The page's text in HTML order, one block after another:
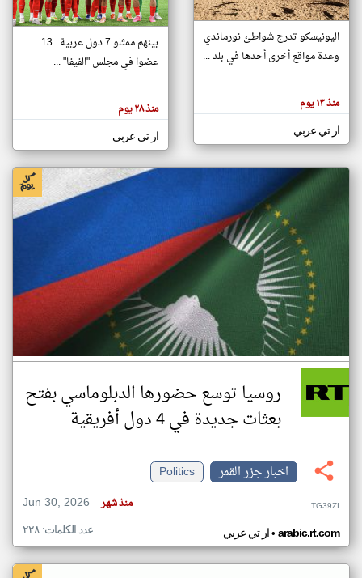
تغيير الدولة
اخبار جزر القمر على مدار الساعة
أهم اخبار جزر القمر العاجلة والمباشرة
هنا عن
وجهة
كاتبيها.
اليونيسكو تدرج شواطئ نورماندي
وعدة مواقع أخرى أحدها في بلد ...
منذ ١٣ يوم
ار تي عربي
بينهم ممثلو 7 دول عربية.. 13
عضوا في مجلس "الفيفا" ...
منذ ٢٨ يوم
ار تي عربي
روسيا توسع حضورها الدبلوماسي بفتح
بعثات جديدة في 4 دول أفريقية
اخبار جزر القمر
Politics
Jun 30, 2026
منذ شهر TG39ZI
ار تي عربي• arabic.rt.com عدد الكلمات: ٢٢٨
klyoum.com